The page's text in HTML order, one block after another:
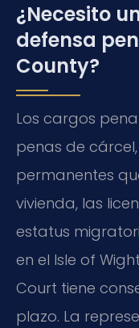
¿Necesito
defensa
County?
Los cargos
penas de
permanentes
vivienda, las
estatus
en el Isle of
Court tiene
plazo. La